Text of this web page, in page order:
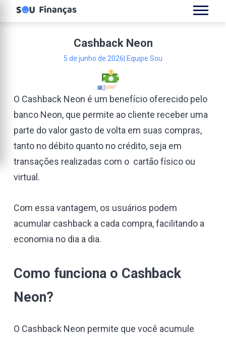
Cashback Neon
5 de junho de 2026 | Equipe Sou
O Cashback Neon é um benefício oferecido pelo
banco Neon, que permite ao cliente receber uma
parte do valor gasto de volta em suas compras,
tanto no débito quanto no crédito, seja em
transações realizadas com o cartão físico ou
virtual.
Com essa vantagem, os usuários podem
acumular cashback a cada compra, facilitando a
economia no dia a dia.
Como funciona o Cashback
Neon?
O Cashback Neon permite que você acumule